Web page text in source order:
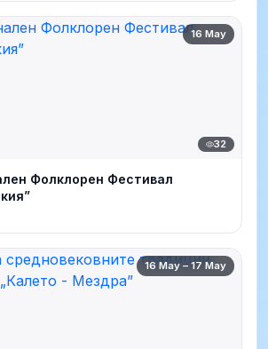
16 May
32
Фолклорен Фестивал
16 May – 17 May